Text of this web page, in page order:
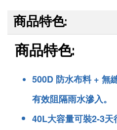
急難/防災儲水 BD-347 [
商品特色:
商品特色:
500D 防水布料 + 無
有效阻隔雨水滲入。
40L大容量可裝2-3天